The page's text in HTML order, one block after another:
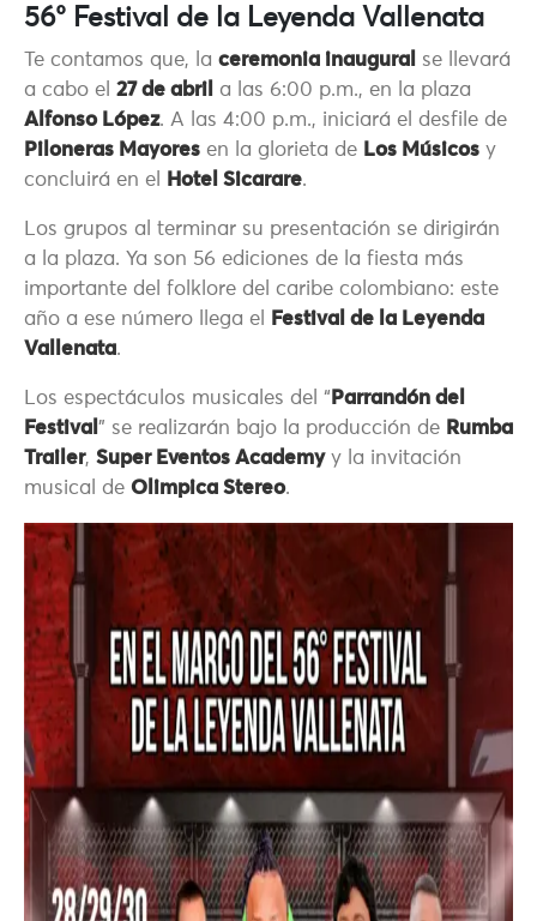
56° Festival de la Leyenda Vallenata
Te contamos que, la ceremonia inaugural
se llevará
a cabo el 27 de abril
a las 6:00 p.m., en la plaza
Alfonso López. A las 4:00 p.m., iniciará el desfile de
Piloneras Mayores en la glorieta de Los Músicos y
concluirá en el
Hotel Sicarare.
Los grupos al terminar su presentación se dirigirán
a la plaza. Ya son 56 ediciones de la fiesta más
importante del folklore del caribe colombiano: este
año a ese número llega el
Festival de la Leyenda
Vallenata.
Los espectáculos musicales del “ Parrandón del
Festival ” se realizarán bajo la producción de Rumba
Trailer, Super Eventos Academyy la invitación
musical de Olimpica Stereo.